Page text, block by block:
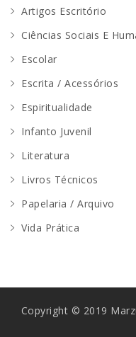
Artigos Escritório
Ciências Sociais E
Escolar
Escrita / Acessórios
Espiritualidade
Infanto Juvenil
Literatura
Livros Técnicos
Papelaria / Arquivo
Vida Prática
Copyright © 2019